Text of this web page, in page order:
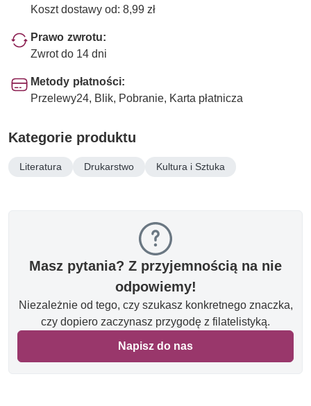
Koszt dostawy od: 8,99 zł
Prawo zwrotu:
Zwrot do 14 dni
Metody płatności:
Przelewy24, Blik, Pobranie, Karta płatnicza
Kategorie produktu
Literatura Drukarstwo Kultura i Sztuka
Masz pytania? Z przyjemnością na nie
odpowiemy!
Niezależnie od tego, czy szukasz konkretnego znaczka,
czy dopiero zaczynasz przygodę z filatelistyką.
Napisz do nas